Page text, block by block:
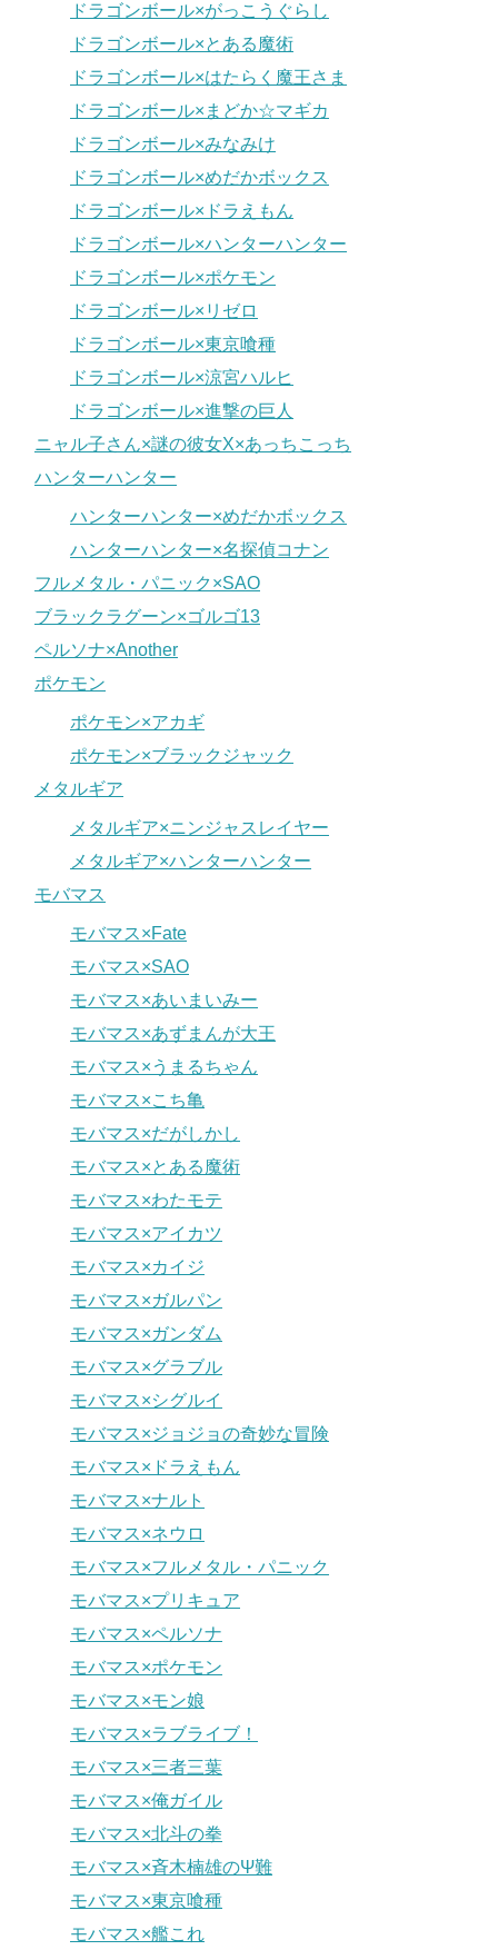
ドラゴンボール×がっこうぐらし
ドラゴンボール×とある魔術
ドラゴンボール×はたらく魔王さま
ドラゴンボール×まどか☆マギカ
ドラゴンボール×みなみけ
ドラゴンボール×めだかボックス
ドラゴンボール×ドラえもん
ドラゴンボール×ハンターハンター
ドラゴンボール×ポケモン
ドラゴンボール×リゼロ
ドラゴンボール×東京喰種
ドラゴンボール×涼宮ハルヒ
ドラゴンボール×進撃の巨人
ニャル子さん×謎の彼女X×あっちこっち
ハンターハンター
ハンターハンター×めだかボックス
ハンターハンター×名探偵コナン
フルメタル・パニック×SAO
ブラックラグーン×ゴルゴ13
ペルソナ×Another
ポケモン
ポケモン×アカギ
ポケモン×ブラックジャック
メタルギア
メタルギア×ニンジャスレイヤー
メタルギア×ハンターハンター
モバマス
モバマス×Fate
モバマス×SAO
モバマス×あいまいみー
モバマス×あずまんが大王
モバマス×うまるちゃん
モバマス×こち亀
モバマス×だがしかし
モバマス×とある魔術
モバマス×わたモテ
モバマス×アイカツ
モバマス×カイジ
モバマス×ガルパン
モバマス×ガンダム
モバマス×グラブル
モバマス×シグルイ
モバマス×ジョジョの奇妙な冒険
モバマス×ドラえもん
モバマス×ナルト
モバマス×ネウロ
モバマス×フルメタル・パニック
モバマス×プリキュア
モバマス×ペルソナ
モバマス×ポケモン
モバマス×モン娘
モバマス×ラブライブ！
モバマス×三者三葉
モバマス×俺ガイル
モバマス×北斗の拳
モバマス×斉木楠雄のΨ難
モバマス×東京喰種
モバマス×艦これ